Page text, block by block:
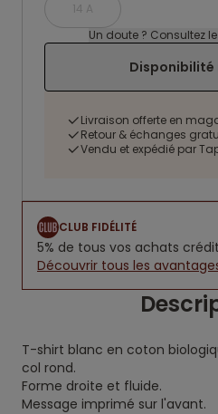
14 A
Un doute ? Consultez le
Disponibilité
Livraison offerte en
Retour & échanges
Vendu et expédié par
CLUB FIDÉLITÉ
5% de tous vos achats
Découvrir tous les
T-shirt blanc en coton
col rond.
Forme droite et fluide.
Message imprimé sur l'avant.